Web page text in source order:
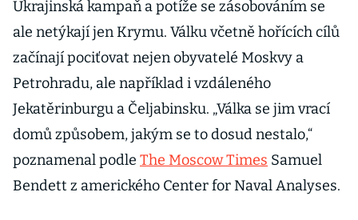
Ukrajinská kampaň a potíže se zásobováním se
ale netýkají jen Krymu. Válku včetně hořících cílů
začínají pociťovat nejen obyvatelé Moskvy a
Petrohradu, ale například i vzdáleného
Jekatěrinburgu a Čeljabinsku. „Válka se jim vrací
domů způsobem, jakým se to dosud nestalo,“
poznamenal podle The Moscow Times Samuel
Bendett z amerického Center for Naval Analyses.